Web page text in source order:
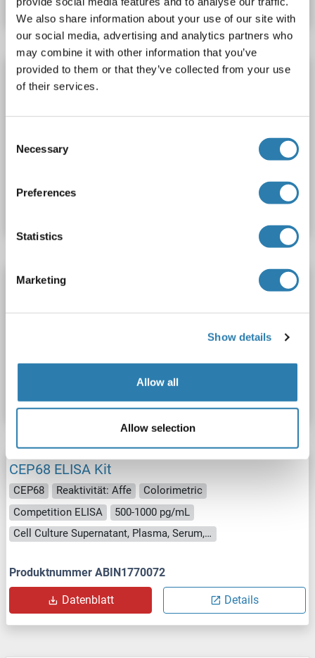
We also share information about your use of our site with
our social media, advertising and analytics partners who
may combine it with other information that you’ve
provided to them or that they’ve collected from your use
of their services.
Selection
Necessary
Preferences
Statistics
Marketing
Show details
Allow all
Allow selection
CEP68 ELISA Kit
Competition ELISA
500-1000 pg/mL
CEP68 ELISA Kit
Produktnummer ABIN1771296
CEP68 ELISA Kit
CEP68 Reaktivität: Affe
Colorimetric
Competition ELISA
500-1000 pg/mL
Cell Culture Supernatant, Plasma, Serum, Tissue Homogenate
Produktnummer ABIN1770072
Datenblatt Details